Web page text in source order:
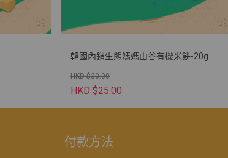
韓國內銷生態媽媽山谷有機米餅-20g
HKD $30.00
HKD $25.00
付款方法